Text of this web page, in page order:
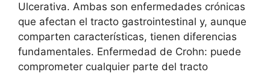
Ulcerativa. Ambas son enfermedades crónicas
que afectan el tracto gastrointestinal y, aunque
comparten características, tienen diferencias
fundamentales. Enfermedad de Crohn: puede
comprometer cualquier parte del tracto